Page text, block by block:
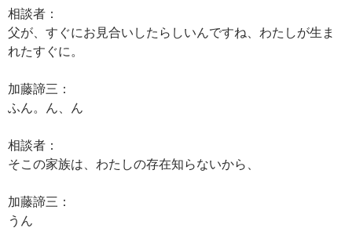
相談者：
父が、すぐにお見合いしたらしいんですね、わたしが生ま
れたすぐに。
加藤諦三：
ふん。ん、ん
相談者：
そこの家族は、わたしの存在知らないから、
加藤諦三：
うん